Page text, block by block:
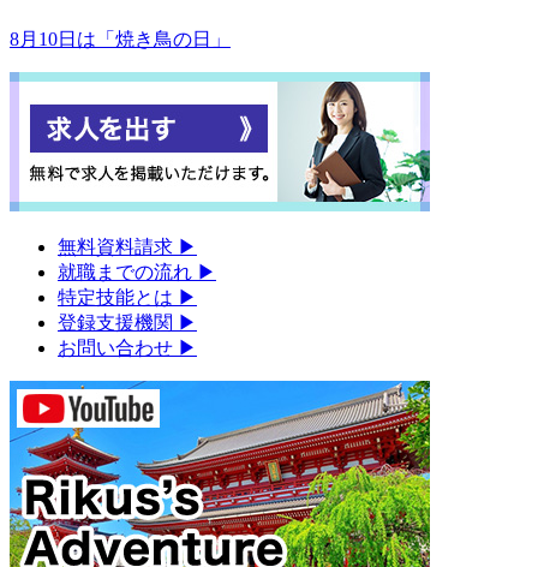
8月10日は「焼き鳥の日」
無料資料請求 ▶︎
就職までの流れ ▶︎
特定技能とは ▶︎
登録支援機関 ▶︎
お問い合わせ ▶︎